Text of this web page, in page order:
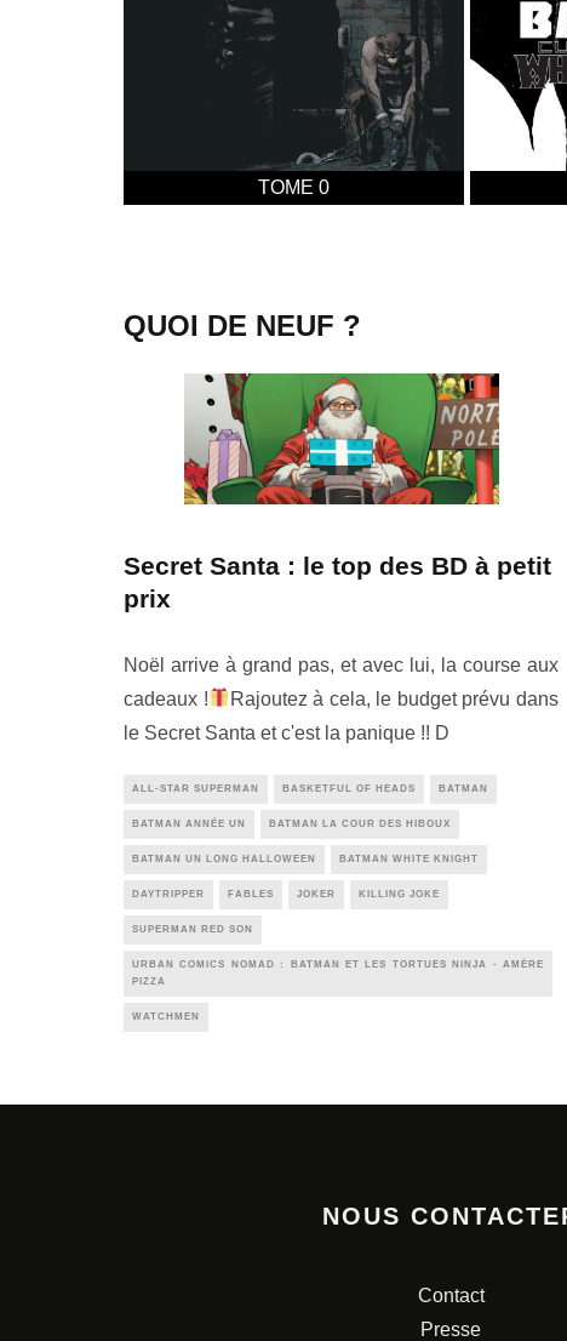
TOME 0
QUOI DE NEUF ?
Secret Santa : le top des BD à petit
prix
Noël arrive à grand pas, et avec lui, la course aux
cadeaux !
Rajoutez à cela, le budget prévu dans
le Secret Santa et c'est la panique !! D
ALL-STAR SUPERMAN BASKETFUL OF HEADS BATMAN
BATMAN ANNÉE UN BATMAN LA COUR DES HIBOUX
BATMAN UN LONG HALLOWEEN BATMAN WHITE KNIGHT
DAYTRIPPER FABLES JOKER KILLING JOKE
SUPERMAN RED SON
URBAN COMICS NOMAD : BATMAN ET LES TORTUES NINJA - AMÈRE
PIZZA
WATCHMEN
NOUS
Contact
Presse